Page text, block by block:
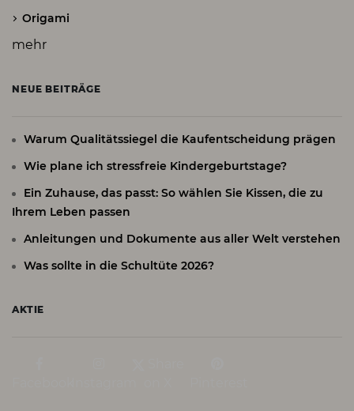
Origami
mehr
NEUE BEITRÄGE
Warum Qualitätssiegel die Kaufentscheidung prägen
Wie plane ich stressfreie Kindergeburtstage?
Ein Zuhause, das passt: So wählen Sie Kissen, die zu
Ihrem Leben passen
Anleitungen und Dokumente aus aller Welt verstehen
Was sollte in die Schultüte 2026?
AKTIE